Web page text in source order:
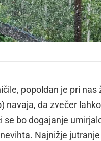
popoldan je pri
navaja, da zvečer
se bo dogajanje
Najnižje